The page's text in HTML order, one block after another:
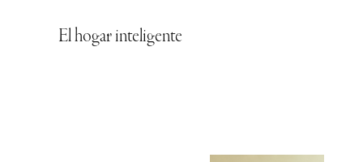
El hogar inteligente